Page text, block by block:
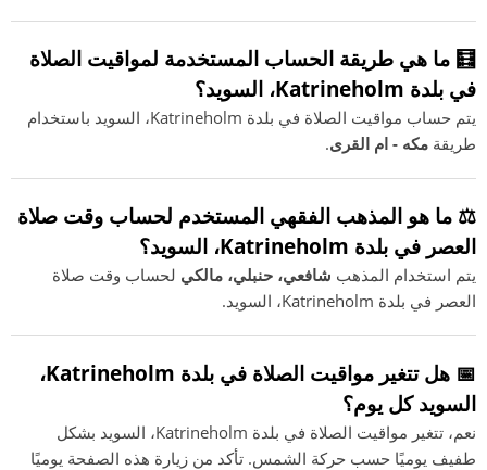
🧮 ما هي طريقة الحساب المستخدمة لمواقيت الصلاة
في بلدة Katrineholm، السويد؟
يتم حساب مواقيت الصلاة في بلدة Katrineholm، السويد باستخدام
طريقة مكه - ام القرى.
⚖️ ما هو المذهب الفقهي المستخدم لحساب وقت صلاة
العصر في بلدة Katrineholm، السويد؟
يتم استخدام المذهب شافعي، حنبلي، مالكي لحساب وقت صلاة
العصر في بلدة Katrineholm، السويد.
📅 هل تتغير مواقيت الصلاة في بلدة Katrineholm،
السويد كل يوم؟
نعم، تتغير مواقيت الصلاة في بلدة Katrineholm، السويد بشكل
طفيف يوميًا حسب حركة الشمس. تأكد من زيارة هذه الصفحة يوميًا